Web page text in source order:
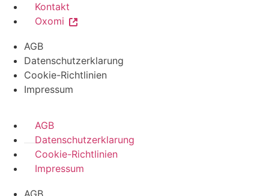
Kontakt
Oxomi
AGB
Datenschutzerklarung
Cookie-Richtlinien
Impressum
AGB
Datenschutzerklarung
Cookie-Richtlinien
Impressum
AGB